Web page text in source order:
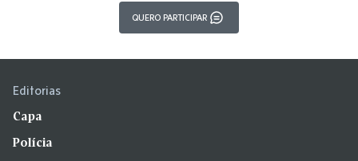
QUERO PARTICIPAR
Editorias
Capa
Polícia